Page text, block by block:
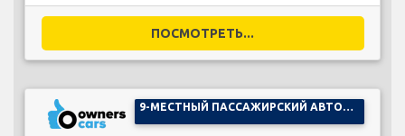
ПОСМОТРЕТЬ...